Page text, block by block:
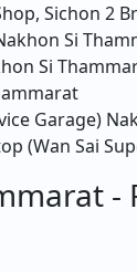
Sichon 2
Si
Si
Garage)
(Wan Sai
-